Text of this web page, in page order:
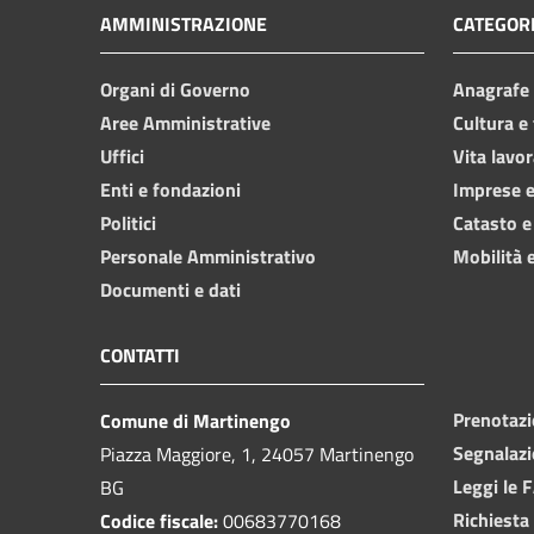
AMMINISTRAZIONE
Organi di Governo
Aree Amministrative
Uffici
Enti e fondazioni
Politici
Personale Amministrativo
Documenti e dati
Cultura
Vita
Imprese
Catasto
Mobilità
CONTATTI
Comune di Martinengo
Piazza Maggiore, 1, 24057 Martinengo
BG
Codice fiscale:00683770168
Leggi le